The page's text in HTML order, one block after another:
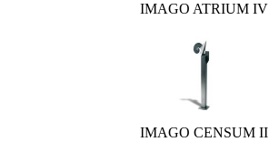
IMAGO ATRIUM IV
IMAGO CENSUM II